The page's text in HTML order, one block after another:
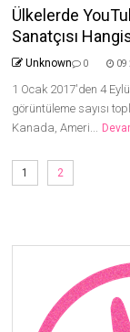
Ülkelerde
Sanatçısı
Unknown 0 09
1 Ocak 2017'den 4
görüntüleme sayısı
Kanada, Ameri...
1 2